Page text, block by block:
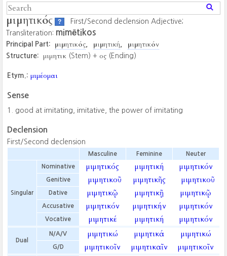
μιμητικός ?
First/Second declension Adjective;
Transliteration: mimētikos
Principal Part: μιμητικός μιμητική μιμητικόν
Structure: μιμητικ (Stem) + ος (Ending)
Etym.: μιμέομαι
Sense
good at imitating, imitative, the power of imitating
Declension
First/Second declension
Masculine Feminine Neuter
Singular
Nominative μιμητικός μιμητική μιμητικόν
Genitive μιμητικοῦ μιμητικῆς μιμητικοῦ
Dative μιμητικῷ μιμητικῇ μιμητικῷ
Accusative μιμητικόν μιμητικήν μιμητικόν
Vocative μιμητικέ μιμητική μιμητικόν
Dual
N/A/V μιμητικώ μιμητικά μιμητικώ
G/D μιμητικοῖν μιμητικαῖν μιμητικοῖν